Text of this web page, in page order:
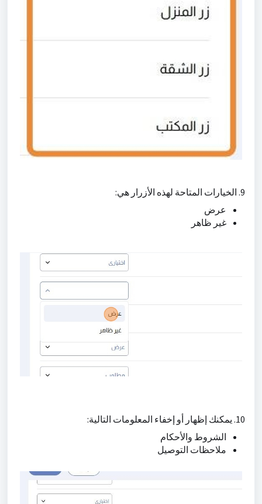
9. الخيارات المتاحة لهذه الأزرار هي:
عرض
غير ظاهر
10. يمكنك إظهار أو إخفاء المعلومات التالية:
الشروط والأحكام
ملاحظات التوصيل